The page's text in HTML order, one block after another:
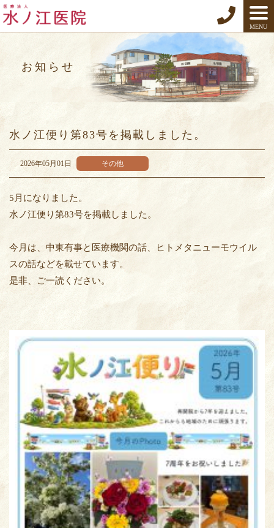
お知らせ
MENU
水ノ江便り第83号を掲載しました。
2026年05月01日 その他
5月になりました。
水ノ江便り第83号を掲載しました。
今月は、中東有事と医療機関の話、ヒトメタニューモウイル
スの話などを載せています。
是非、ご一読ください。